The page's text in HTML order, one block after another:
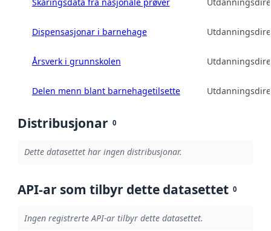
Dispensasjonar i barnehage
Årsverk i grunnskolen
Delen menn blant barnehagetilsette
Distribusjonar 0
Dette datasettet har ingen distribusjonar.
API-ar som tilbyr dette datasettet 0
Ingen registrerte API-ar tilbyr dette datasettet.